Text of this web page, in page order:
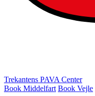
Trekantens PAVA Center
Book Middelfart Book Vejle